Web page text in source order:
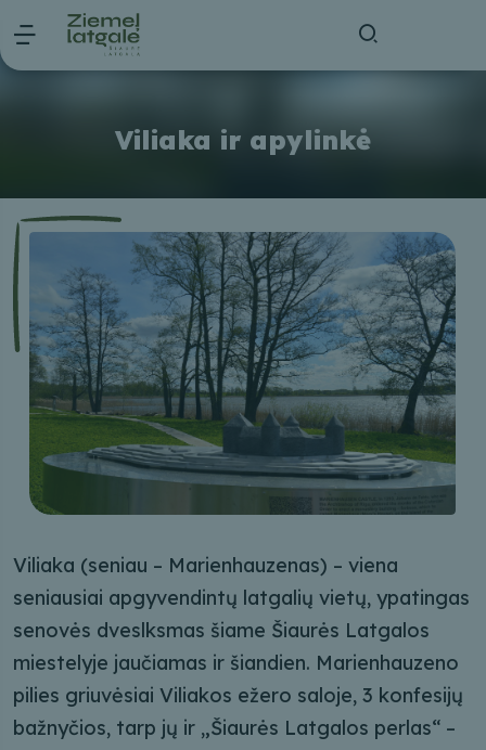
Viliaka ir apylinkė
Viliaka (seniau – Marienhauzenas) – viena
seniausiai apgyvendintų latgalių vietų, ypatingas
senovės dveslksmas šiame Šiaurės Latgalos
miestelyje jaučiamas ir šiandien. Marienhauzeno
pilies griuvėsiai Viliakos ežero saloje, 3 konfesijų
bažnyčios, tarp jų ir „Šiaurės Latgalos perlas“ –